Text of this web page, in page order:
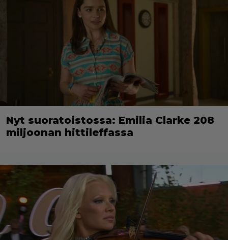
Nyt suoratoistossa: Emilia Clarke 208
miljoonan hittileffassa